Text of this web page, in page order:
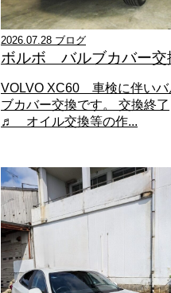
2026.07.28 ブログ
ボルボ バルブカバー交
VOLVO XC60 車検に伴いバ
ブカバー交換です。 交換終了
♬ オイル交換等の作...